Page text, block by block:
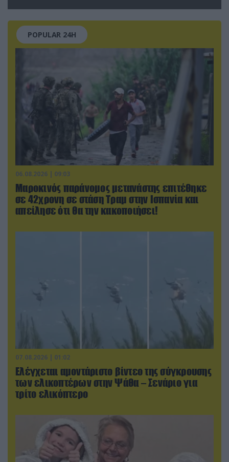
POPULAR 24H
06.08.2026 | 09:03
Μαροκινός παράνομος μετανάστης επιτέθηκε
σε 42χρονη σε στάση Τραμ στην Ισπανία και
απείλησε ότι θα την κακοποιήσει!
07.08.2026 | 01:02
Ελέγχεται αμοντάριστο βίντεο της σύγκρουσης
των ελικοπτέρων στην Ψάθα – Σενάριο για
τρίτο ελικόπτερο